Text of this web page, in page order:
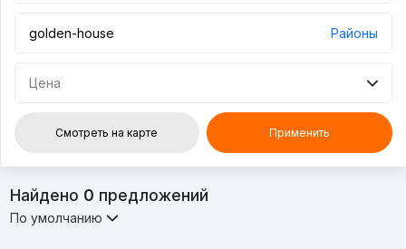
Районы
Цена
Смотреть на карте Применить
Найдено 0 предложений
По умолчанию